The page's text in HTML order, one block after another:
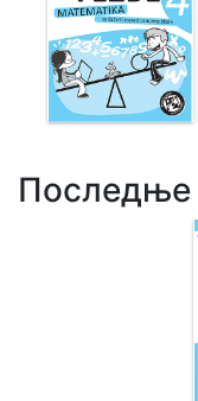
Последње